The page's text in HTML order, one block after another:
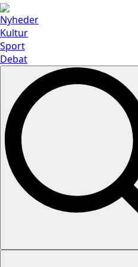
Nyheder
Kultur
Sport
Debat
Search